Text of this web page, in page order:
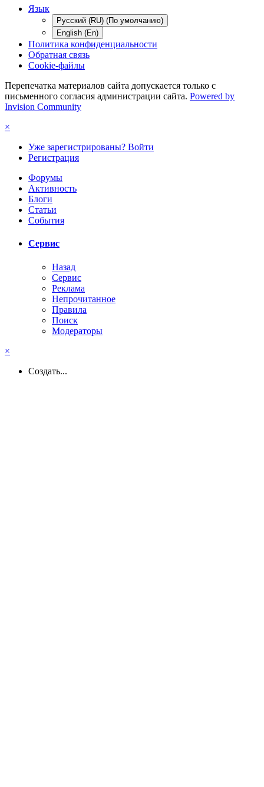
Язык
Русский (RU) (По умолчанию)
English (En)
Политика конфиденциальности
Обратная связь
Cookie-файлы
Перепечатка материалов сайта допускается только с
письменного согласия администрации сайта. Powered by
Invision Community
×
Уже зарегистрированы? Войти
Регистрация
Форумы
Активность
Блоги
Статьи
События
Сервис
Назад
Сервис
Реклама
Непрочитанное
Правила
Поиск
Модераторы
×
Создать...